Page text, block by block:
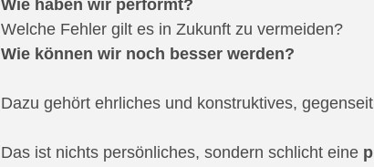
Wie haben wir performt?
Welche Fehler gilt es in Zukunft zu vermeiden?
Wie können wir noch besser werden?
Dazu gehört ehrliches und konstruktives,
Das ist nichts persönliches, sondern schlicht eine